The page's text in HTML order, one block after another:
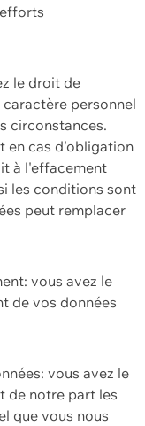
le droit de
personnel
circonstances.
en cas d'obligation
à l'effacement
les conditions sont
peut remplacer
vous avez le
de vos données
vous avez le
de notre part les
que vous nous